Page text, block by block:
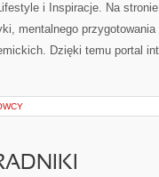
i Inspiracje. Na
mentalnego
Dzięki temu portal